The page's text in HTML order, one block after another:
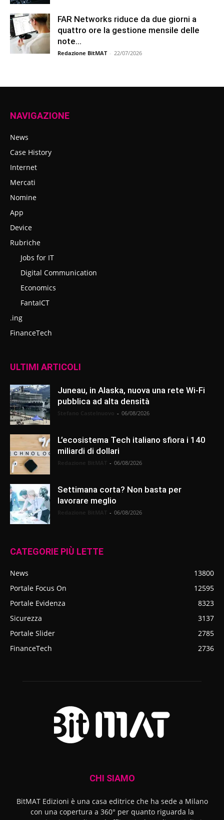
FAR Networks riduce da due giorni a
quattro ore la gestione mensile delle
note...
Redazione BitMAT - 22/07/2026
NAVIGAZIONE
News
Case History
Internet
Mercati
Nomine
App
Device
Rubriche
Jobs for IT
Digital Communication
Economics
FantaICT
.ing
FinanceTech
ULTIMI ARTICOLI
Juneau, in Alaska, nuova una rete Wi-Fi
pubblica ad alta densità
- 06/08/2026
L’ecosistema Tech italiano sfiora i 140
miliardi di dollari
- 06/08/2026
Settimana corta? Non basta per
lavorare meglio
- 06/08/2026
CATEGORIE PIÙ LETTE
News
13800
Portale Focus On
12595
Portale Evidenza
8323
Sicurezza
3137
Portale Slider
2785
FinanceTech
2736
CHI SIAMO
BitMAT Edizioni è una casa editrice che ha sede a Milano
con una copertura a 360° per quanto riguarda la